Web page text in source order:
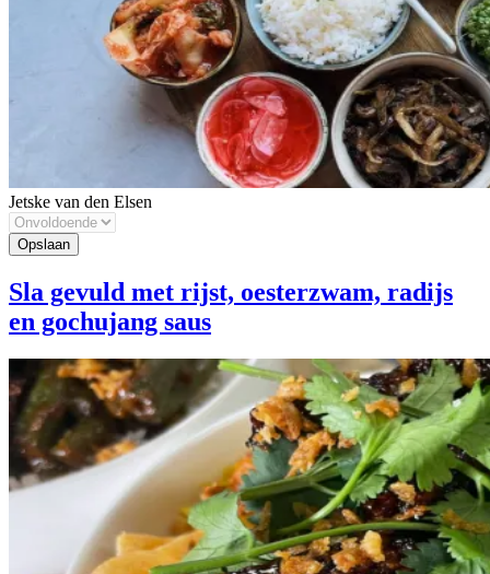
Jetske van den Elsen
Sla gevuld met rijst, oesterzwam, radijs
en gochujang saus